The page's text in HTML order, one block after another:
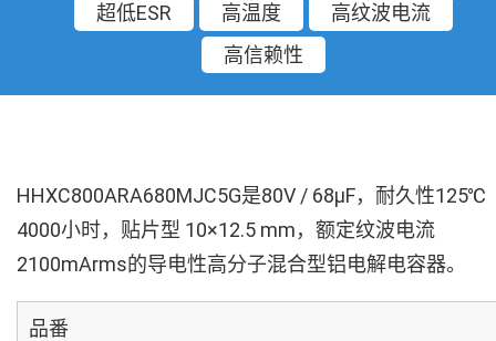
超低ESR 高温度
高纹波电流
高信赖性
HHXC800ARA680MJC5G是80V / 68µF，耐久性125℃
4000小时，贴片型 10×12.5 mm，额定纹波电流
2100mArms的导电性高分子混合型铝电解电容器。
品番